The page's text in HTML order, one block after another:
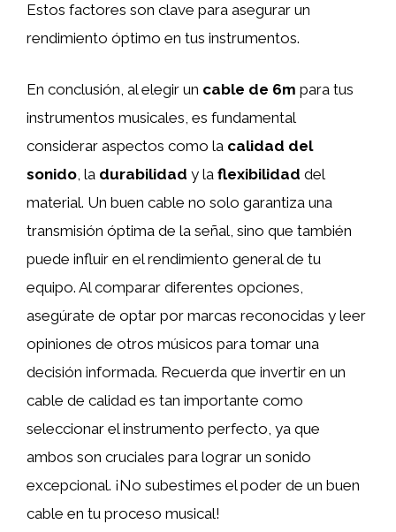
Estos factores son clave para asegurar un
rendimiento óptimo en tus instrumentos.
En conclusión, al elegir un cable de 6m para tus
instrumentos musicales, es fundamental
considerar aspectos como la calidad del
sonido , la durabilidad y la flexibilidad del
material. Un buen cable no solo garantiza una
transmisión óptima de la señal, sino que también
puede influir en el rendimiento general de tu
equipo. Al comparar diferentes opciones,
asegúrate de optar por marcas reconocidas y leer
opiniones de otros músicos para tomar una
decisión informada. Recuerda que invertir en un
cable de calidad es tan importante como
seleccionar el instrumento perfecto, ya que
ambos son cruciales para lograr un sonido
excepcional. ¡No subestimes el poder de un buen
cable en tu proceso musical!